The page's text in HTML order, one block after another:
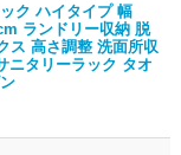
ク ハイタイプ 幅
ランドリー収納 脱
ス 高さ調整 洗面所収
ニタリーラック タオ